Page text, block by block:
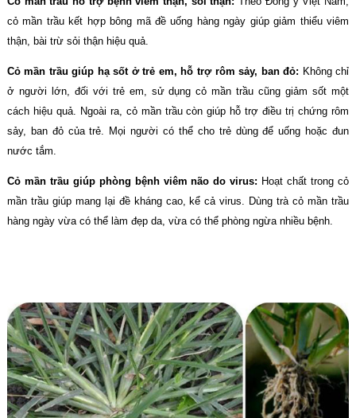
cỏ mần trầu kết hợp bông mã đề uống hàng ngày giúp giảm thiểu viêm
thận, bài trừ sỏi thận hiệu quả.
Cỏ mần trầu giúp hạ sốt ở trẻ em, hỗ trợ rôm sảy, ban đỏ: Không chỉ
ở người lớn, đối với trẻ em, sử dụng cỏ mần trầu cũng giảm sốt một
cách hiệu quả. Ngoài ra, cỏ mần trầu còn giúp hỗ trợ điều trị chứng rôm
sảy, ban đỏ của trẻ. Mọi người có thể cho trẻ dùng để uống hoặc đun
nước tắm.
Cỏ mần trầu giúp phòng bệnh viêm não do virus: Hoạt chất trong cỏ
mần trầu giúp mang lại đề kháng cao, kể cả virus. Dùng trà cỏ mần trầu
hàng ngày vừa có thể làm đẹp da, vừa có thể phòng ngừa nhiều bệnh.